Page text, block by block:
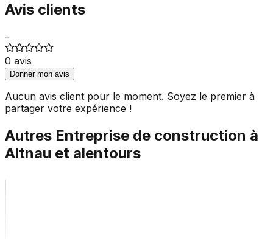
Avis clients
-
0 avis
Donner mon avis
Aucun avis client pour le moment. Soyez le premier à
partager votre expérience !
Autres Entreprise de construction à
Altnau et alentours